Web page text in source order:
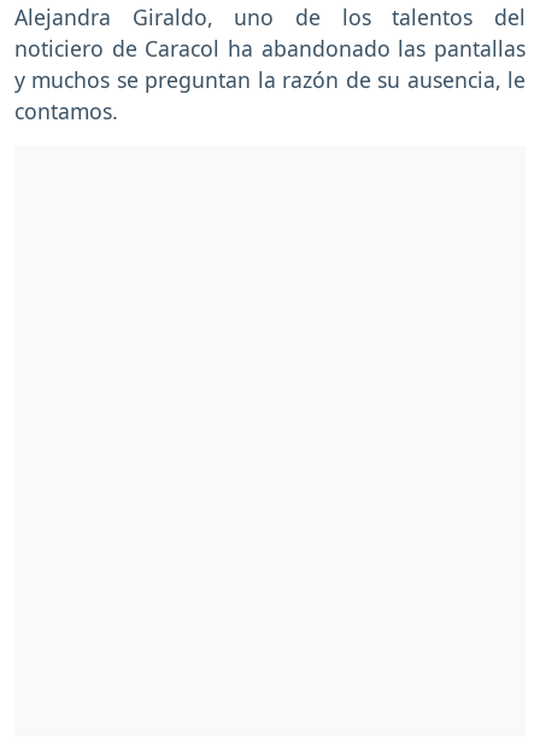
Alejandra Giraldo, uno de los talentos del
noticiero de Caracol ha abandonado las pantallas
y muchos se preguntan la razón de su ausencia, le
contamos.